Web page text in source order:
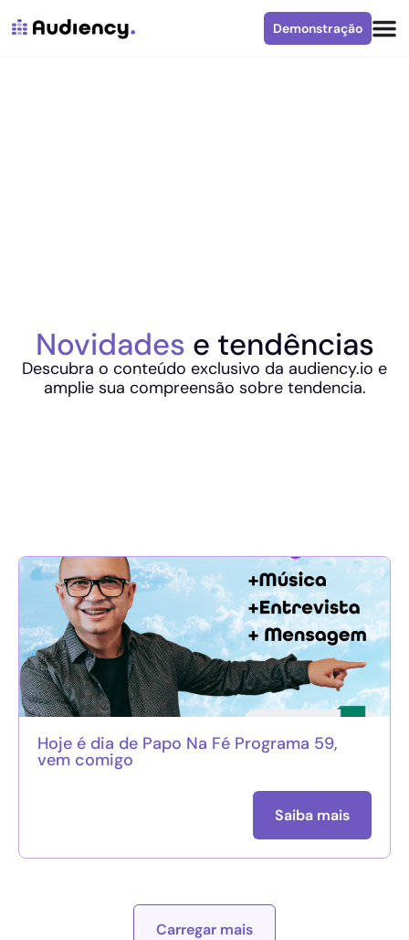
Demonstração
Novidades e tendências
Descubra o conteúdo exclusivo da audiency.io e
amplie sua compreensão sobre tendencia.
Hoje é dia de Papo Na Fé Programa 59,
vem comigo
Saiba mais
Carregar mais